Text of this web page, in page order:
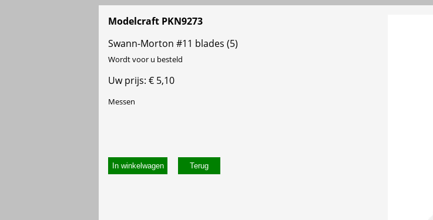
Modelcraft PKN9273
Swann-Morton #11 blades (5)
Wordt voor u besteld
Uw prijs: € 5,10
Messen
In winkelwagen